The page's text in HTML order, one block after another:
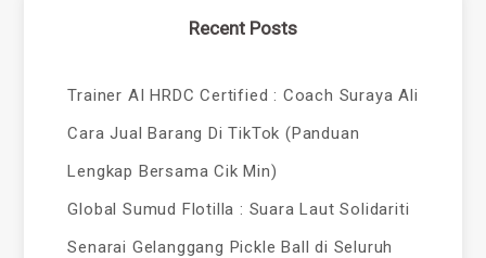
Recent Posts
Trainer AI HRDC Certified : Coach Suraya Ali
Cara Jual Barang Di TikTok (Panduan
Lengkap Bersama Cik Min)
Global Sumud Flotilla : Suara Laut Solidariti
Senarai Gelanggang Pickle Ball di Seluruh